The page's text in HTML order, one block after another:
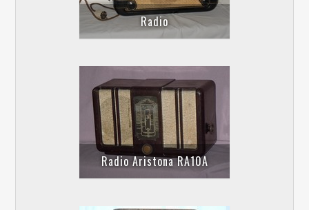
Radio
Radio Aristona RA10A